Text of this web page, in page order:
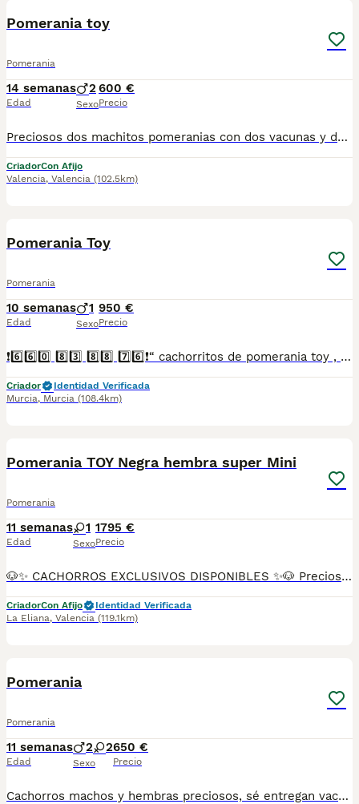
Pomerania toy
Pomerania
14 semanas
Edad
2
Sexo
600 €
Precio
Preciosos dos machitos pomeranias con dos vacunas y desparasitaciones correspondientes a su edad muy cariñosas y juguetones listos para entregar criados en ambiente familiar
CriadorCon Afijo
Valencia, Valencia (102.5km)
Pomerania Toy
Pomerania
10 semanas
Edad
1
Sexo
950 €
Precio
❗6️⃣6️⃣0️⃣ 8️⃣3️⃣ 8️⃣8️⃣ 7️⃣6️⃣❗“ cachorritos de pomerania toy , entregamos vacunados desparasitados con cartilla veterinaria, microchip,pasaporte y contrato de garantia de compra..”
Criador
Identidad Verificada
Murcia, Murcia (108.4km)
Pomerania TOY Negra hembra super Mini
Pomerania
11 semanas
Edad
1
Sexo
1795 €
Precio
🐶✨ CACHORROS EXCLUSIVOS DISPONIBLES ✨🐶 Preciosos cachorros criados en ambiente familiar, rodeados de amor y cuidados desde el primer día ❤️ Totalmente socializados, cariñosos y acostumbrados al contacto con personas. 📦 Se entregan con todas las garantías: ✔️ Cartilla sanitaria ✔️ Vacunación al día 💉 ✔️ Desparasitación completa ✅ ✔️ Garantía vírica 😷 ✔️ Garantía congénita 👌 ✔️ Contrato de entrega ✍️ 📸 Síguenos en Instagram: @fincapaunais para ver fotos y vídeos reales ⚠️ Disponibilidad limitada ⚠️ Se reservan rápido. 📲 Contacto directo por WhatsApp: 671 454 202 Solo personas responsables
CriadorCon Afijo
Identidad Verificada
La Eliana, Valencia (119.1km)
Pomerania
Pomerania
11 semanas
Edad
2 2
Sexo
650 €
Precio
Cachorros machos y hembras preciosos, sé entregan vacunados, desparacitados y con su cartilla sanitaria contactar al nr.de teléfono 622525877-632204571 para mas información